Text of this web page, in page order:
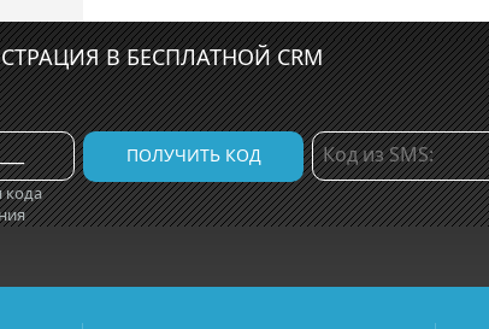
В БЕСПЛАТНОЙ CRM
кода